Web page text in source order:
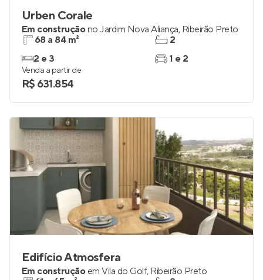
Urben Corale
Em construçãono Jardim Nova Aliança, Ribeirão Preto
68 a 84 m²
2 e 3
2
1 e 2
Venda a partir de
R$ 631.854
Edifício Atmosfera
Em construção em Vila do Golf, Ribeirão Preto